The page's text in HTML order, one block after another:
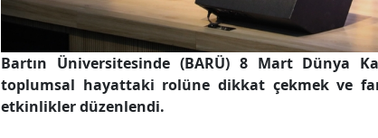
Bartın Üniversitesinde (BARÜ) 8 Mart Dünya
toplumsal hayattaki rolüne dikkat çekmek ve
etkinlikler düzenlendi.